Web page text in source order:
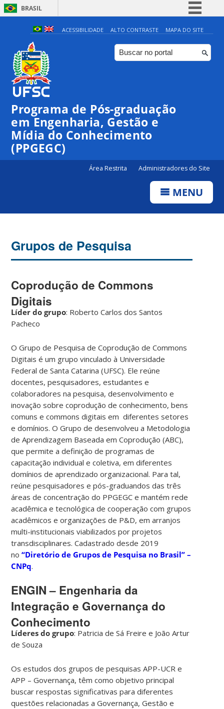
BRASIL
Simplifique!
Comunica BR
Participe
Canais
ACESSIBILIDADE ALTO CONTRASTE MAPA DO SITE
Programa de Pós-graduação
em Engenharia, Gestão e
Mídia do Conhecimento
(PPGEGC)
Área Restrita Administradores do Site
MENU
Grupos de Pesquisa
Coprodução de Commons
Digitais
Líder do grupo: Roberto Carlos dos Santos
Pacheco
O Grupo de Pesquisa de Coprodução de Commons
Digitais é um grupo vinculado à Universidade
Federal de Santa Catarina (UFSC). Ele reúne
docentes, pesquisadores, estudantes e
colaboradores na pesquisa, desenvolvimento e
inovação sobre coprodução de conhecimento, bens
comuns e commons digitais em diferentes setores
e domínios. O Grupo de desenvolveu a Metodologia
de Aprendizagem Baseada em Coprodução (ABC),
que permite a definição de programas de
capacitação individual e coletiva, em diferentes
domínios de aprendizado organizacional. Para tal,
reúne pesquisadores e pós-graduandos das três
áreas de concentração do PPGEGC e mantém rede
acadêmica e tecnológica de cooperação com grupos
acadêmicos e organizações de P&D, em arranjos
multi-institucionais viabilizados por projetos
transdisciplinares. Cadastrado desde 2019
no“Diretório de Grupos de Pesquisa no Brasil” –
CNPq.
ENGIN – Engenharia da
Integração e Governança do
Conhecimento
Líderes do grupo: Patricia de Sá Freire e João Artur
de Souza
Os estudos dos grupos de pesquisas APP-UCR e
APP – Governança, têm como objetivo principal
buscar respostas significativas para diferentes
questões relacionadas a Governança, Gestão e